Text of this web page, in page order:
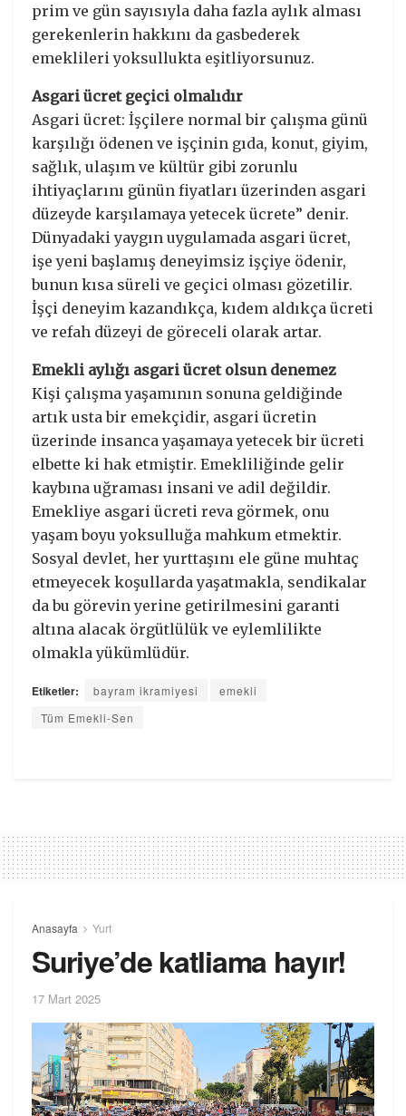
prim ve gün sayısıyla daha fazla aylık alması
gerekenlerin hakkını da gasbederek
emeklileri yoksullukta eşitliyorsunuz.
Asgari ücret geçici olmalıdır
Asgari ücret: İşçilere normal bir çalışma günü
karşılığı ödenen ve işçinin gıda, konut, giyim,
sağlık, ulaşım ve kültür gibi zorunlu
ihtiyaçlarını günün fiyatları üzerinden asgari
düzeyde karşılamaya yetecek ücrete” denir.
Dünyadaki yaygın uygulamada asgari ücret,
işe yeni başlamış deneyimsiz işçiye ödenir,
bunun kısa süreli ve geçici olması gözetilir.
İşçi deneyim kazandıkça, kıdem aldıkça ücreti
ve refah düzeyi de göreceli olarak artar.
Emekli aylığı asgari ücret olsun denemez
Kişi çalışma yaşamının sonuna geldiğinde
artık usta bir emekçidir, asgari ücretin
üzerinde insanca yaşamaya yetecek bir ücreti
elbette ki hak etmiştir. Emekliliğinde gelir
kaybına uğraması insani ve adil değildir.
Emekliye asgari ücreti reva görmek, onu
yaşam boyu yoksulluğa mahkum etmektir.
Sosyal devlet, her yurttaşını ele güne muhtaç
etmeyecek koşullarda yaşatmakla, sendikalar
da bu görevin yerine getirilmesini garanti
altına alacak örgütlülük ve eylemlilikte
olmakla yükümlüdür.
Etiketler: bayram ikramiyesi
emekli
Tüm Emekli-Sen
Anasayfa Yurt
Suriye’de katliama hayır!
17 Mart 2025